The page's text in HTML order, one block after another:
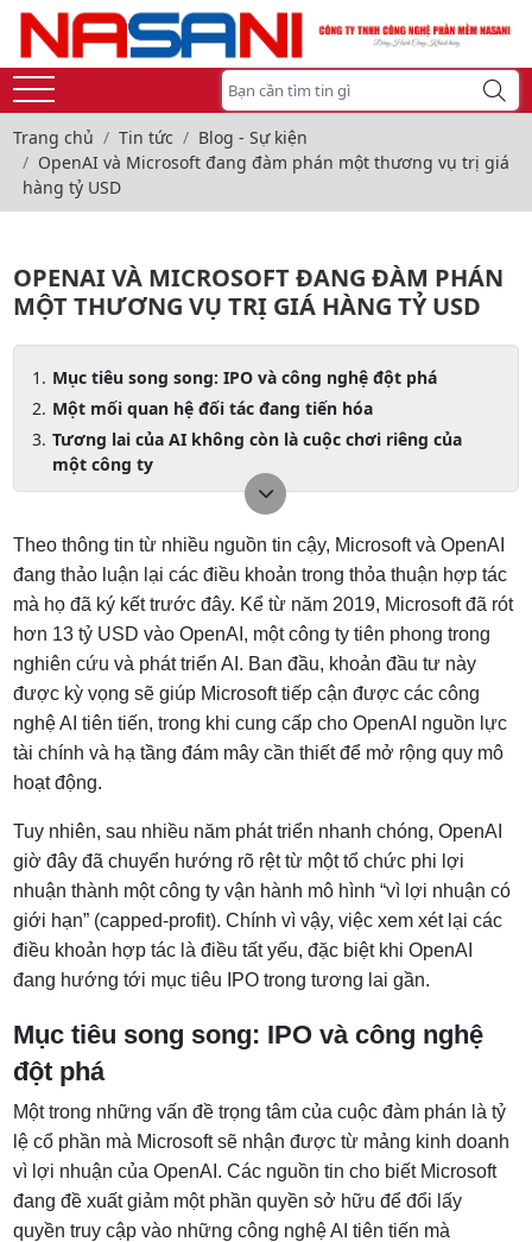
Trang chủ Tin tức
Blog - Sự kiện
OpenAI và Microsoft đang đàm phán một thương vụ trị giá
hàng tỷ USD
OPENAI VÀ MICROSOFT ĐANG ĐÀM PHÁN
MỘT THƯƠNG VỤ TRỊ GIÁ HÀNG TỶ USD
Mục tiêu song song: IPO và công nghệ đột phá
Một mối quan hệ đối tác đang tiến hóa
Tương lai của AI không còn là cuộc chơi riêng của
một công ty
Theo thông tin từ nhiều nguồn tin cậy, Microsoft và OpenAI
đang thảo luận lại các điều khoản trong thỏa thuận hợp tác
mà họ đã ký kết trước đây. Kể từ năm 2019, Microsoft đã rót
hơn 13 tỷ USD vào OpenAI, một công ty tiên phong trong
nghiên cứu và phát triển AI. Ban đầu, khoản đầu tư này
được kỳ vọng sẽ giúp Microsoft tiếp cận được các công
nghệ AI tiên tiến, trong khi cung cấp cho OpenAI nguồn lực
tài chính và hạ tầng đám mây cần thiết để mở rộng quy mô
hoạt động.
Tuy nhiên, sau nhiều năm phát triển nhanh chóng, OpenAI
giờ đây đã chuyển hướng rõ rệt từ một tổ chức phi lợi
nhuận thành một công ty vận hành mô hình “vì lợi nhuận có
giới hạn” (capped-profit). Chính vì vậy, việc xem xét lại các
điều khoản hợp tác là điều tất yếu, đặc biệt khi OpenAI
đang hướng tới mục tiêu IPO trong tương lai gần.
Mục tiêu song song: IPO và công nghệ
đột phá
Một trong những vấn đề trọng tâm của cuộc đàm phán là tỷ
lệ cổ phần mà Microsoft sẽ nhận được từ mảng kinh doanh
vì lợi nhuận của OpenAI. Các nguồn tin cho biết Microsoft
đang đề xuất giảm một phần quyền sở hữu để đổi lấy
quyền truy cập vào những công nghệ AI tiên tiến mà